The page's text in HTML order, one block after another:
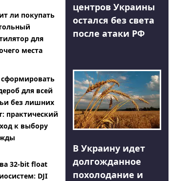
ли покупать
для
места
сформировать
для всей
без лишних
практический
к выбору
32-bit float
DJI
центров Украины
остался без света
после атаки РФ
В Украину идет
долгожданное
похолодание и